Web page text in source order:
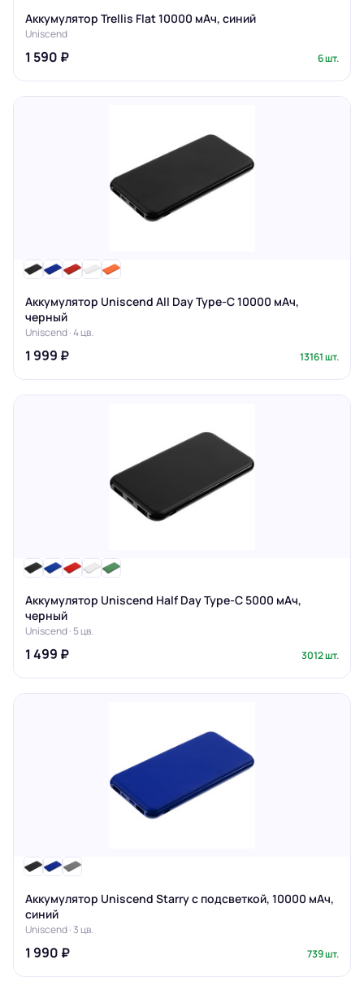
Аккумулятор Trellis Flat 10000 мАч, синий
Uniscend
1 590 ₽ 6 шт.
Аккумулятор Uniscend All Day Type-C 10000 мАч,
черный
Uniscend · 4 цв.
1 999 ₽ 13161 шт.
Аккумулятор Uniscend Half Day Type-C 5000 мАч,
черный
Uniscend · 5 цв.
1 499 ₽ 3012 шт.
Аккумулятор Uniscend Starry с подсветкой, 10000 мАч,
синий
Uniscend · 3 цв.
1 990 ₽ 739 шт.